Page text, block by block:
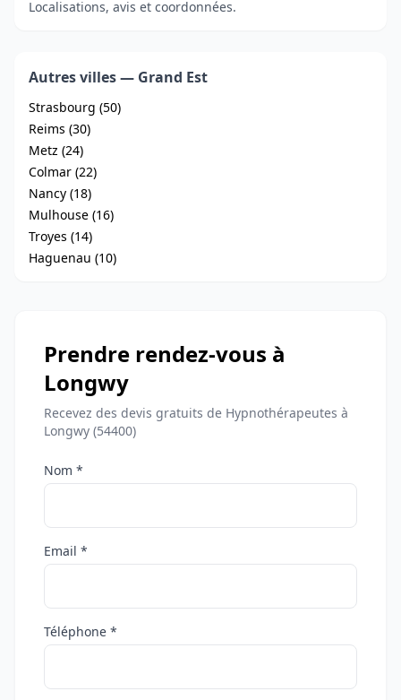
Localisations, avis et coordonnées.
Autres villes — Grand Est
Strasbourg (50)
Reims (30)
Metz (24)
Colmar (22)
Nancy (18)
Mulhouse (16)
Troyes (14)
Haguenau (10)
Prendre rendez-vous à
Longwy
Recevez des devis gratuits de Hypnothérapeutes à
Longwy (54400)
Nom *
Email *
Téléphone *